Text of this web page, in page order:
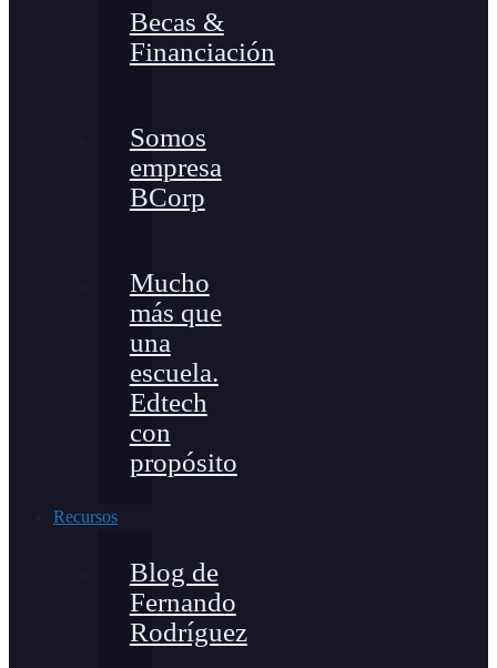
Becas &
Financiación
Somos
empresa
BCorp
Mucho
más que
una
escuela.
Edtech
con
propósito
Recursos
Blog de
Fernando
Rodríguez